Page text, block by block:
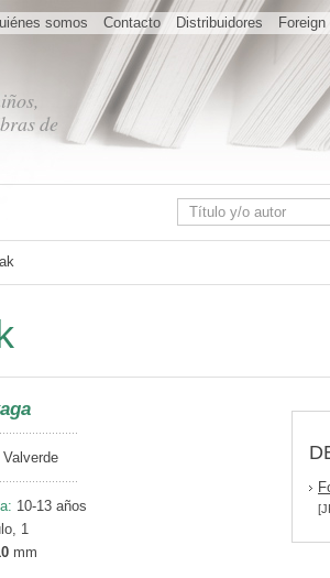
de
somos Contacto Distribuidores Foreign
Valverde
10-13 años
1
mm